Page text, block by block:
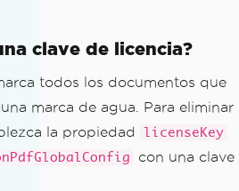
clave de licencia?
todos los documentos que
marca de agua. Para eliminar
la propiedad
licenseKey
con una clave